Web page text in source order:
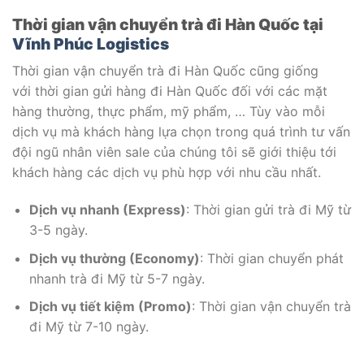
Thời gian vận chuyển trà đi Hàn Quốc tại
Vĩnh Phúc Logistics
Thời gian vận chuyển trà đi Hàn Quốc cũng giống
với thời gian gửi hàng đi Hàn Quốc đối với các mặt
hàng thường, thực phẩm, mỹ phẩm, … Tùy vào mỗi
dịch vụ mà khách hàng lựa chọn trong quá trình tư vấn
đội ngũ nhân viên sale của chúng tôi sẽ giới thiệu tới
khách hàng các dịch vụ phù hợp với nhu cầu nhất.
Dịch vụ nhanh (Express): Thời gian gửi trà đi Mỹ từ
3-5 ngày.
Dịch vụ thường (Economy): Thời gian chuyển phát
nhanh trà đi Mỹ từ 5-7 ngày.
Dịch vụ tiết kiệm (Promo): Thời gian vận chuyển trà
đi Mỹ từ 7-10 ngày.